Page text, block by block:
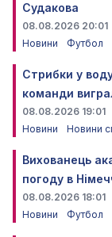
Судакова
08.08.2026 20:01
Новини
Футбол
Стрибки у
команди
08.08.2026 19:01
Новини
Новини
Вихованець
погоду в
08.08.2026 18:01
Новини
Футбол